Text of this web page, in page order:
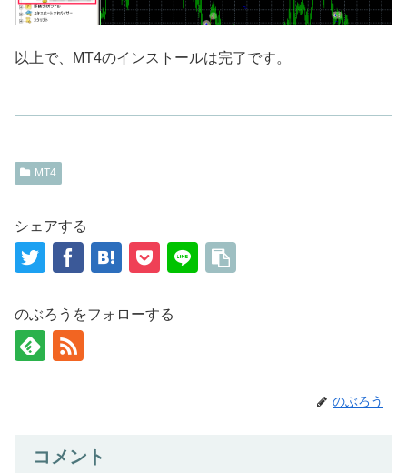
以上で、MT4のインストールは完了です。
MT4
シェアする
のぶろうをフォローする
のぶろう
コメント